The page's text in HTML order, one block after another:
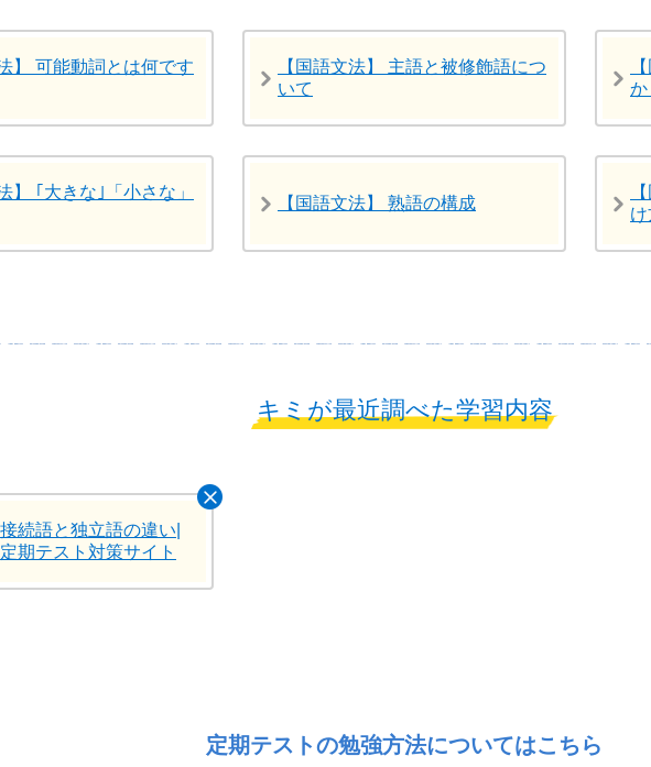
】 可能動詞とは何です
【国語文法】 主語と被修飾語につ
いて
か
】 ｢大きな｣「小さな」
【国語文法】 熟語の構成
キミが最近調べた学習内容
続語と独立語の違い|
期テスト対策サイト
定期テストの勉強方法についてはこちら